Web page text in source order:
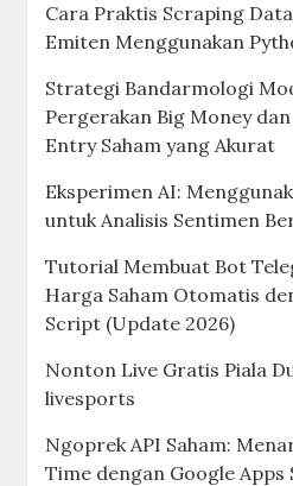
Cara Praktis Scraping
Emiten Menggunakan
Strategi Bandarmologi
Pergerakan Big Money
Entry Saham yang Akurat
Eksperimen AI:
untuk Analisis Sentimen
Tutorial Membuat Bot
Harga Saham Otomatis
Script (Update 2026)
Nonton Live Gratis Piala
livesports
Ngoprek API Saham:
Time dengan Google Apps